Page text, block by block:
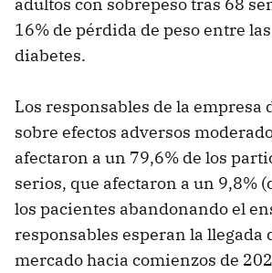
16% de pérdida de peso entre
diabetes.
Los responsables de la empresa
sobre efectos adversos
afectaron a un 79,6% de los
serios, que afectaron a un 9,8%
los pacientes abandonando el
responsables esperan la llegada
mercado hacia comienzos de